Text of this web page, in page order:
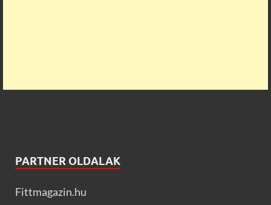
PARTNER OLDALAK
Fittmagazin.hu